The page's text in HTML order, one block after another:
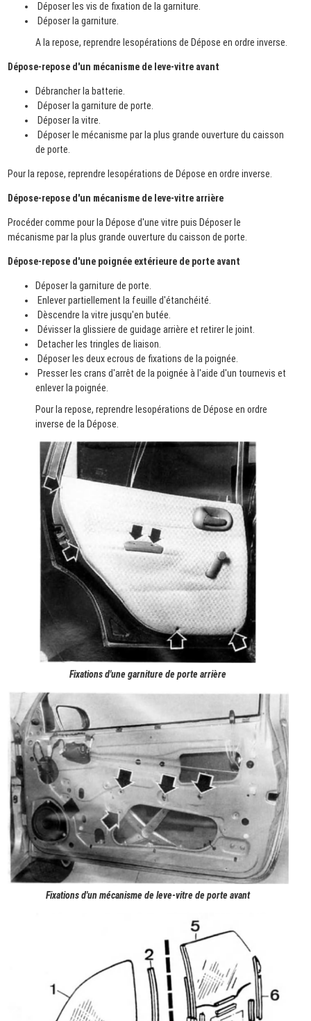
Déposer les vis de fixation de la garniture.
Déposer la garniture.
A la repose, reprendre lesopérations de Dépose en ordre inverse.
Dépose-repose d'un mécanisme de leve-vitre avant
Débrancher la batterie.
Déposer la garniture de porte.
Déposer la vitre.
Déposer le mécanisme par la plus grande ouverture du caisson
de porte.
Pour la repose, reprendre lesopérations de Dépose en ordre inverse.
Dépose-repose d'un mécanisme de leve-vitre arrière
Procéder comme pour la Dépose d'une vitre puis Déposer le
mécanisme par la plus grande ouverture du caisson de porte.
Dépose-repose d'une poignée extérieure de porte avant
Déposer la garniture de porte.
Enlever partiellement la feuille d'étanchéité.
Dèscendre la vitre jusqu'en butée.
Dévisser la glissiere de guidage arrière et retirer le joint.
Detacher les tringles de liaison.
Déposer les deux ecrous de fixations de la poignée.
Presser les crans d'arrêt de la poignée à l'aide d'un tournevis et
enlever la poignée.
Pour la repose, reprendre lesopérations de Dépose en ordre
inverse de la Dépose.
Fixations d'une garniture de porte arrière
Fixations d'un mécanisme de leve-vitre de porte avant